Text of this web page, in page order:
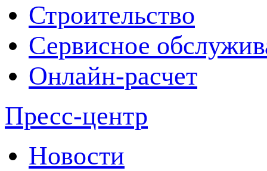
Строительство
Сервисное
Онлайн-расчет
Пресс-центр
Новости